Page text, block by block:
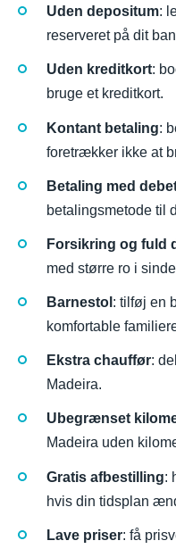
Uden depositum:
reserveret på dit
Uden kreditkort:
bruge et kreditkort.
Kontant betaling:
foretrækker ikke at
Betaling med
betalingsmetode til
Forsikring og fuld
med større ro i
Barnestol : tilføj en
komfortable
Ekstra chauffør:
Madeira.
Ubegrænset
Madeira uden
Gratis afbestilling:
hvis din tidsplan
Lave priser: få